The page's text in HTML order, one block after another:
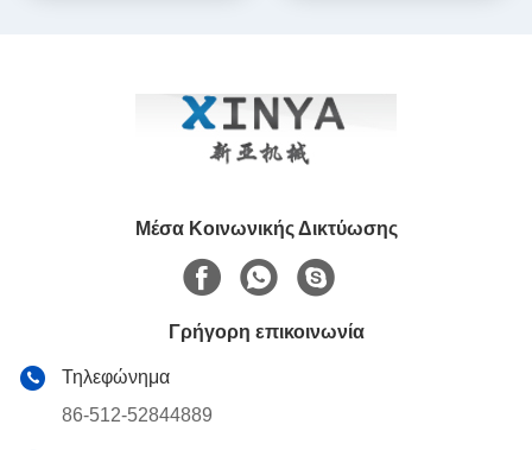
Μέσα Κοινωνικής Δικτύωσης
Γρήγορη επικοινωνία
Τηλεφώνημα
86-512-52844889